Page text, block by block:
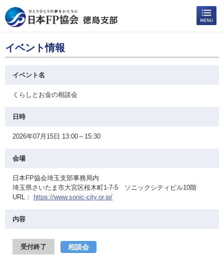
イベント情報
イベント名
くらしとお金の相談会
日時
2026年07月15日 13:00～15:30
会場
日本FP協会埼玉支部事務局内
埼玉県さいたま市大宮区桜木町1-7-5 ソニックシティビル10階
URL：
https://www.sonic-city.or.jp/
内容
受付終了 相談会